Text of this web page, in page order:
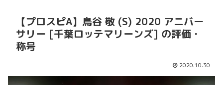
【プロスピA】鳥谷 敬 (S) 2020 アニバー
サリー [千葉ロッテマリーンズ] の評価・
称号
2020.10.30